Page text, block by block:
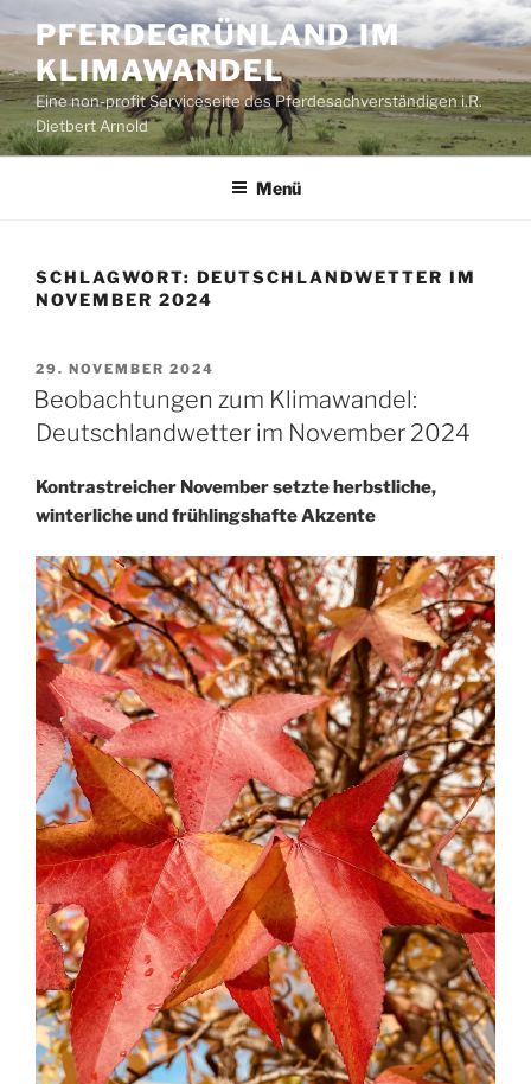
Inhalt
springen
PFERDEGRÜNLAND IM
KLIMAWANDEL
Eine non-profit Serviceseite des Pferdesachverständigen i.R.
Dietbert Arnold
Menü
SCHLAGWORT: DEUTSCHLANDWETTER IM
NOVEMBER 2024
VERÖFFENTLICHT
AM
29. NOVEMBER 2024
Beobachtungen zum Klimawandel:
Deutschlandwetter im November 2024
Kontrastreicher November setzte herbstliche,
winterliche und frühlingshafte Akzente